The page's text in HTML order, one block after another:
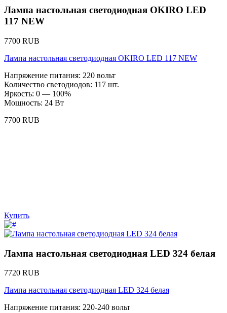
Лампа настольная светодиодная OKIRO LED
117 NEW
7700 RUB
Лампа настольная светодиодная OKIRO LED 117 NEW
Напряжение питания: 220 вольт
Количество светодиодов: 117 шт.
Яркость: 0 — 100%
Мощность: 24 Вт
7700 RUB
Купить
Лампа настольная светодиодная LED 324 белая
7720 RUB
Лампа настольная светодиодная LED 324 белая
Напряжение питания: 220-240 вольт